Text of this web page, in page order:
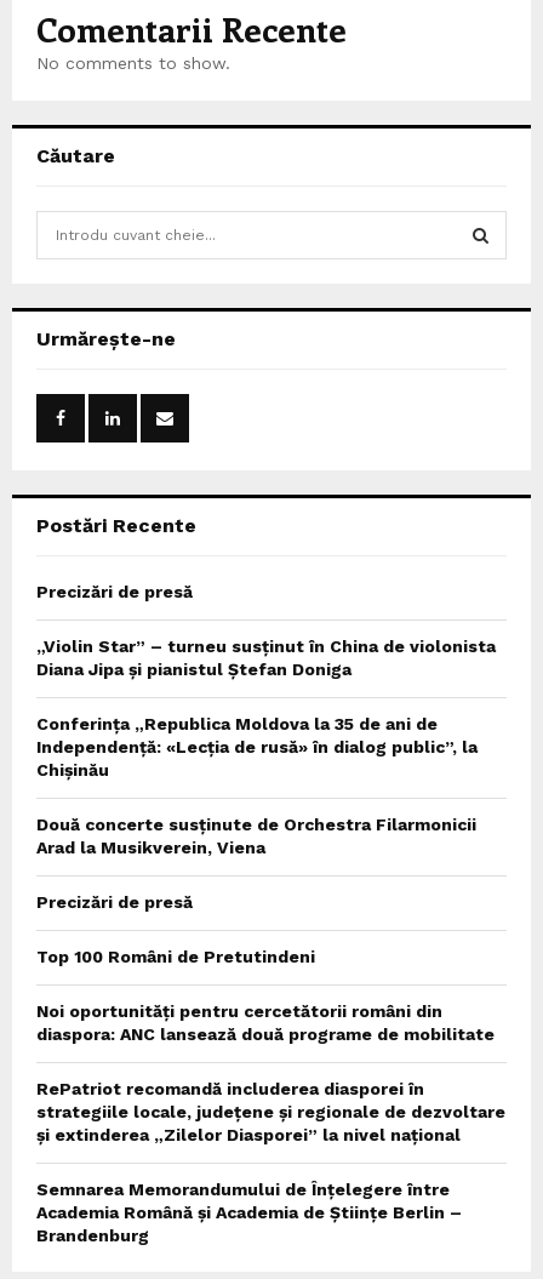
Comentarii Recente
No comments to show.
Căutare
h
Urmărește-ne
Postări Recente
Precizări de presă
„Violin Star” – turneu susținut în China de violonista
Diana Jipa și pianistul Ștefan Doniga
Conferința „Republica Moldova la 35 de ani de
Independență: «Lecția de rusă» în dialog public”, la
Chișinău
Două concerte susținute de Orchestra Filarmonicii
Arad la Musikverein, Viena
Precizări de presă
Top 100 Români de Pretutindeni
Noi oportunități pentru cercetătorii români din
diaspora: ANC lansează două programe de mobilitate
RePatriot recomandă includerea diasporei în
strategiile locale, județene și regionale de dezvoltare
și extinderea „Zilelor Diasporei” la nivel național
Semnarea Memorandumului de Înțelegere între
Academia Română și Academia de Științe Berlin –
Brandenburg